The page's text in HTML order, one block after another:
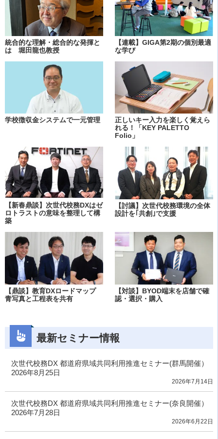
統合的な理解・総合的な発揮と
は 堀田龍也教授
【連載】GIGA第2期の個別最適
な学び
学校徴収金システムで一元管理
正しいキー入力を楽しく覚えら
れる！「KEY PALETTO
Folio」
【新春鼎談】次世代校務DXはゼ
ロトラストの意味を整理して構
築
【討議】次世代校務環境の全体
設計を｢共創｣で支援
【鼎談】教育DXロードマップ
青写真と工程表を共有
【対談】BYOD端末を店舗で確
認・選択・購入
最新セミナー情報
次世代校務DX 都道府県域共同利用推進セミナー(群馬開催）
2026年8月25日
2026年7月14日
次世代校務DX 都道府県域共同利用推進セミナー(奈良開催）
2026年7月28日
2026年6月22日